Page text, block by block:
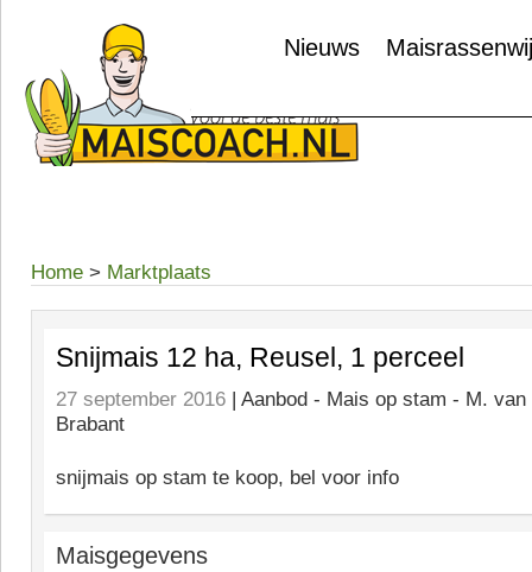
Nieuws
Home > Marktplaats
Snijmais 12 ha, Reusel, 1 perceel
27 september 2016 | Aanbod - Mais op stam - M. van
Brabant
snijmais op stam te koop, bel voor info
Maisgegevens